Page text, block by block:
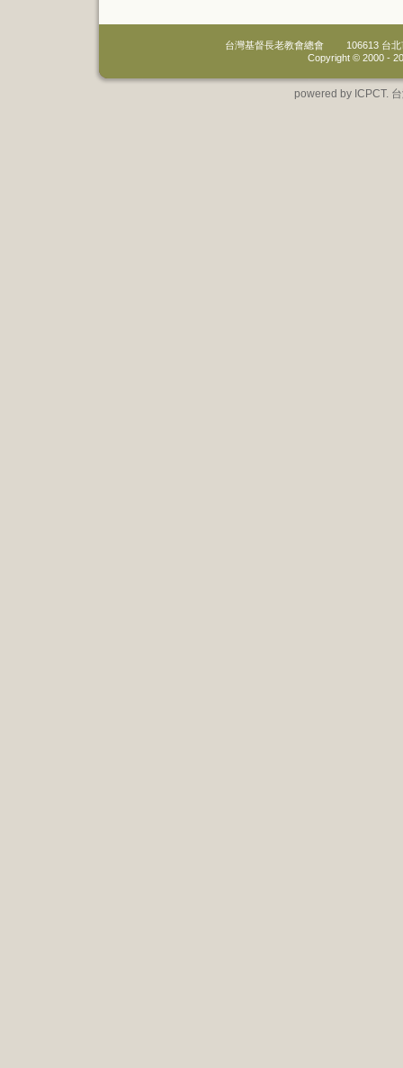
台灣基督長老教會總會
106613 台
Copyright © 2000 -
powered by ICPCT.